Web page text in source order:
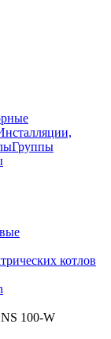
Группы
котлов
100-W